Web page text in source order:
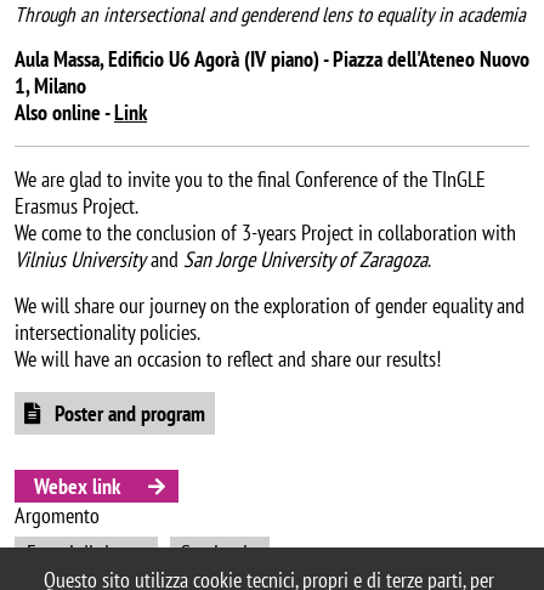
Questo sito utilizza cookie tecnici, propri e di terze parti, per
Through an intersectional and genderend lens to equality in academia
Aula Massa, Edificio U6 Agorà (IV piano) - Piazza dell'Ateneo Nuovo
1, Milano
Also online -Link
We are glad to invite you to the final Conference of the TInGLE
Erasmus Project.
We come to the conclusion of 3-years Project in collaboration with
Vilnius Universityand San Jorge University of Zaragoza.
We will share our journey on the exploration of gender equality and
intersectionality policies.
We will have an occasion to reflect and share our results!
Poster and program
Webex link
Argomento
Eventi di ricerca
Seminario